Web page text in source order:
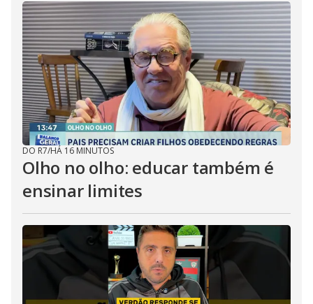
DO R7/HÁ 16 MINUTOS
Olho no olho: educar também é
ensinar limites